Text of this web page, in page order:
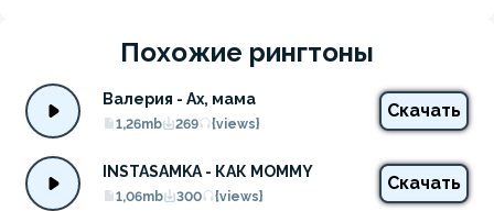
Похожие рингтоны
Валерия - Ах, мама
1,26mb 269 {views}
Скачать
INSTASAMKA - КАК MOMMY
1,06mb 300 {views}
Скачать